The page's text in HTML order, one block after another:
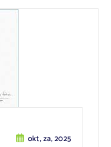
okt, za, 2025